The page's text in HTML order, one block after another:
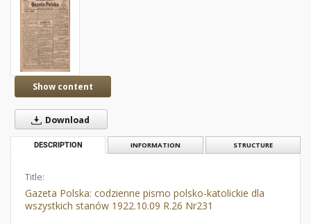
Show content
Download
DESCRIPTION INFORMATION STRUCTURE
Title:
Gazeta Polska: codzienne pismo polsko-katolickie dla
wszystkich stanów 1922.10.09 R.26 Nr231